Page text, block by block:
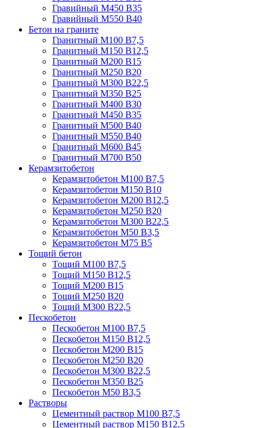
Гравийный М450 В35
Гравийный М550 В40
Бетон на граните
Гранитный М100 В7,5
Гранитный М150 В12,5
Гранитный М200 В15
Гранитный М250 В20
Гранитный М300 В22,5
Гранитный М350 В25
Гранитный М400 В30
Гранитный М450 В35
Гранитный М500 В40
Гранитный М550 В40
Гранитный М600 В45
Гранитный М700 В50
Керамзитобетон
Керамзитобетон М100 В7,5
Керамзитобетон М150 В10
Керамзитобетон М200 В12,5
Керамзитобетон М250 В20
Керамзитобетон М300 В22,5
Керамзитобетон М50 В3,5
Керамзитобетон М75 В5
Тощий бетон
Тощий М100 В7,5
Тощий М150 В12,5
Тощий М200 В15
Тощий М250 В20
Тощий М300 В22,5
Пескобетон
Пескобетон М100 В7,5
Пескобетон М150 В12,5
Пескобетон М200 В15
Пескобетон М250 В20
Пескобетон М300 В22,5
Пескобетон М350 В25
Пескобетон М50 В3,5
Растворы
Цементный раствор М100 В7,5
Цементный раствор М150 В12,5